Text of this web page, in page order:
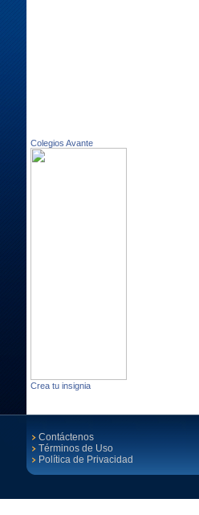
Colegios Avante
Crea tu insignia
Contáctenos
Términos de Uso
Política de Privacidad